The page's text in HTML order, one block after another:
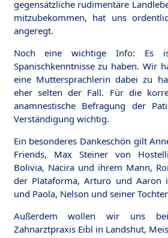
gegensätzliche rudimentäre
mitzubekommen, hat uns
angeregt.
Noch eine wichtige Info: Es
Spanischkenntnisse zu haben. Wir
eine Muttersprachlerin dabei zu
eher selten der Fall. Für die
anamnestische Befragung der
Verständigung wichtig.
Ein besonderes Dankeschön gilt
Friends, Max Steiner von
Bolivia, Nacira und ihrem Mann,
der Plataforma, Arturo und Aaron
und Paola, Nelson und seiner
Außerdem wollen wir uns
Zahnarztpraxis Eibl in Landshut,